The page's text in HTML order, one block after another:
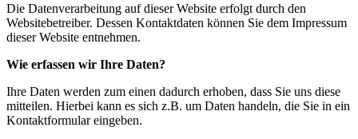
Die Datenverarbeitung auf dieser Website erfolgt durch den
Websitebetreiber. Dessen Kontaktdaten können Sie dem Impressum
dieser Website entnehmen.
Wie erfassen wir Ihre Daten?
Ihre Daten werden zum einen dadurch erhoben, dass Sie uns diese
mitteilen. Hierbei kann es sich z.B. um Daten handeln, die Sie in ein
Kontaktformular eingeben.